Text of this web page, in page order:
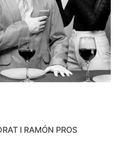
I RAMÓN PROS